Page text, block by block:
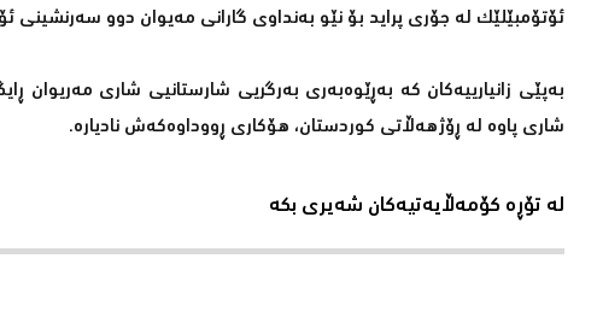
ئۆتۆمبێلێك لە جۆری پراید بۆ نێو بەنداوی گارانی مەیوان دوو سەرنشینی
بەپێی زانیارییەكان كە بەڕێوەبەری بەرگریی شارستانیی شاری
شاری پاوە لە ڕۆژهەڵاتی كوردستان، هۆكاری ڕووداوەكەش نادیارە.
لە تۆڕە کۆمەڵایەتیەکان شەیری بکە